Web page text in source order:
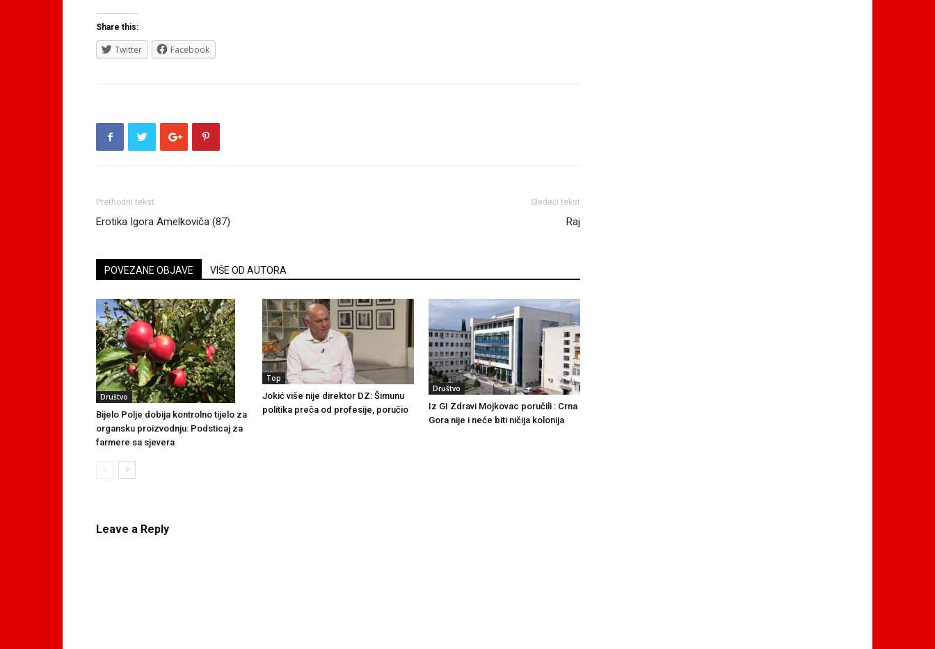
Share this:
Twitter Facebook
Prethodni tekst
Erotika Igora Amelkoviča (87)
Sledeći tekst
Raj
POVEZANE OBJAVE VIŠE OD AUTORA
Društvo
Bijelo Polje dobija kontrolno tijelo za
organsku proizvodnju: Podsticaj za
farmere sa sjevera
Top
Jokić više nije direktor DZ: Šimunu
politika preča od profesije, poručio
Društvo
Iz GI Zdravi Mojkovac poručili : Crna
Gora nije i neće biti ničija kolonija
Leave a Reply